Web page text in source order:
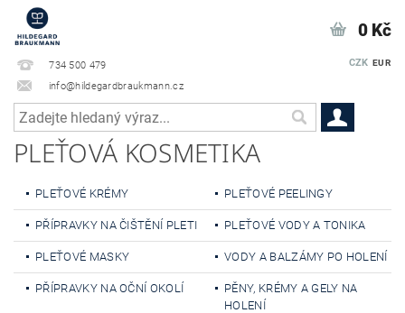
734 500 479
info@hildegardbraukmann.cz
CZK EUR
0 Kč
PLEŤOVÁ KOSMETIKA
PLEŤOVÉ KRÉMY PLEŤOVÉ PEELINGY
PŘÍPRAVKY NA ČIŠTĚNÍ PLETI PLEŤOVÉ VODY A TONIKA
PLEŤOVÉ MASKY VODY A BALZÁMY PO HOLENÍ
PŘÍPRAVKY NA OČNÍ OKOLÍ
PĚNY, KRÉMY A GELY NA
HOLENÍ